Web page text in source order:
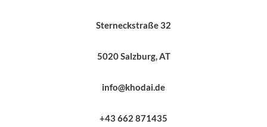
Sterneckstraße 32
5020 Salzburg, AT
info@khodai.de
+43 662 871435